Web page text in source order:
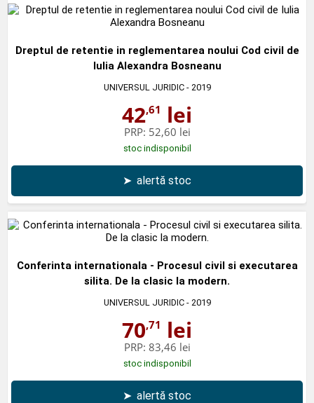
Dreptul de retentie in reglementarea noului Cod civil de
Iulia Alexandra Bosneanu
UNIVERSUL JURIDIC- 2019
42,61 lei
PRP: 52,60 lei
stoc indisponibil
➤ alertă stoc
Conferinta internationala - Procesul civil si executarea
silita. De la clasic la modern.
UNIVERSUL JURIDIC- 2019
70,71 lei
PRP: 83,46 lei
stoc indisponibil
➤ alertă stoc